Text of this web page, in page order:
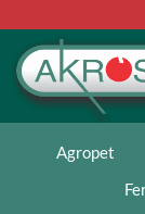
Agropet